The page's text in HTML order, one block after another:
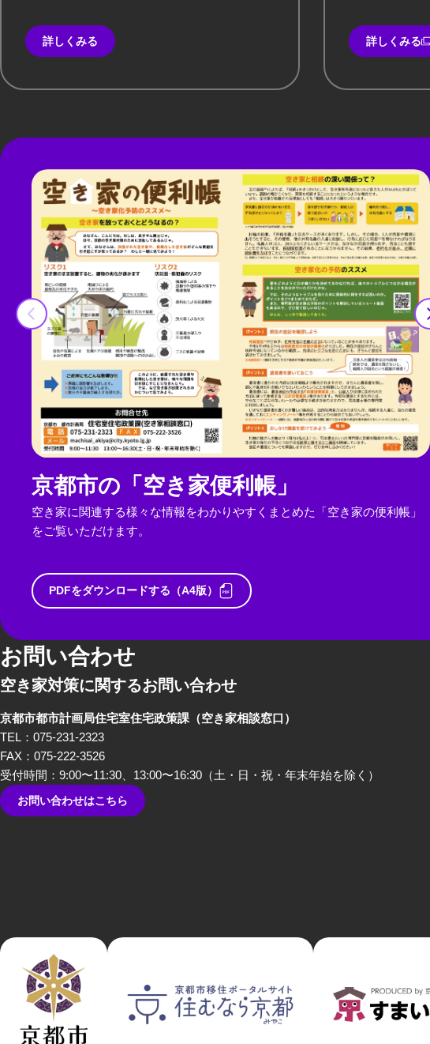
詳しくみる 詳しくみる
京都市の「空き家便利帳」
空き家に関連する様々な情報をわかりやすくまとめた「空き家の便利帳」
をご覧いただけます。
PDFをダウンロードする（A4版）
お問い合わせ
空き家対策に関するお問い合わせ
京都市都市計画局住宅室住宅政策課 （空き家相談窓口）
TEL：075-231-2323
FAX：075-222-3526
受付時間：9:00〜11:30、13:00〜16:30 （土・日・祝・年末年始を除く）
お問い合わせはこちら